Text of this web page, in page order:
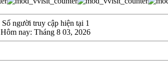
Số người truy cập hiện tại 1
Hôm nay: Tháng 8 03, 2026